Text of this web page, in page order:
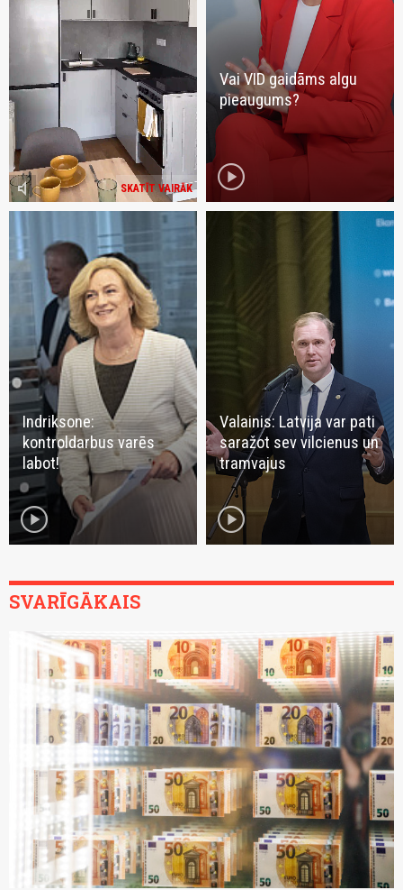
SKATĪT VAIRĀK
volume_mute
Vai VID gaidāms algu
pieaugums?
play_circle
Indriksone:
kontroldarbus varēs
labot!
play_circle
Valainis: Latvija var pati
saražot sev vilcienus un
tramvajus
play_circle
SVARĪGĀKAIS